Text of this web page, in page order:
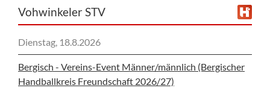
Vohwinkeler STV
Dienstag, 18.8.2026
Bergisch - Vereins-Event Männer/männlich (Bergischer
Handballkreis Freundschaft 2026/27)